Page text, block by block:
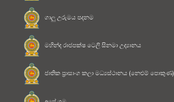
ගාලු උරුමය පදනම
මහින්ද රාජපක්ෂ ටෙලි සිනමා උද්‍යානය
ජාතික ප්‍රාසාංග කලා මධ්‍යස්ථානය (නෙළුම් පොකුණ)